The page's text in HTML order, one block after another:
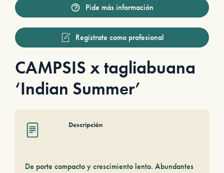
Pide más información
Regístrate como profesional
CAMPSIS x tagliabuana
‘Indian Summer’
Descripción
De porte compacto y crescimiento lento. Abundantes